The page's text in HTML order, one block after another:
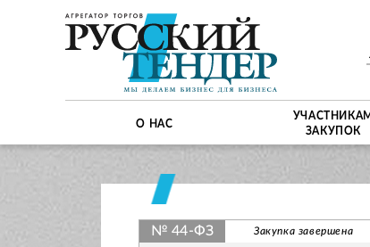
О НАС
УЧАСТНИКАМ
ЗАКУПОК
№ 44-ФЗ Закупка завершена